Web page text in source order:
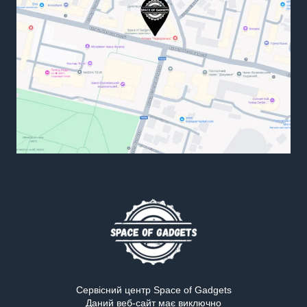
Сервісний центр Space of Gadgets
Даний веб-сайт має виключно